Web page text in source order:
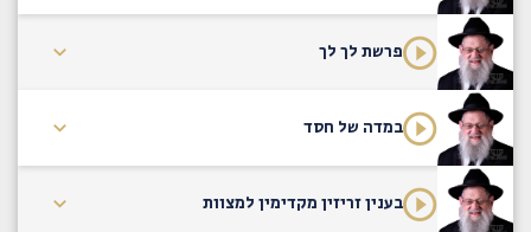
פרשת לך לך
במדה של חסד
בענין זריזין מקדימין למצוות